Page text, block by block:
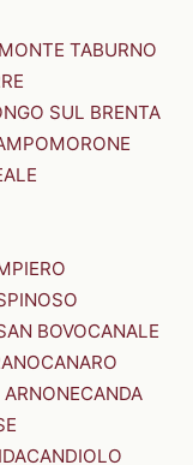
TABURNO
SUL BRENTA
BOVOCANALE
CANARO
CANDA
CANDIOLO